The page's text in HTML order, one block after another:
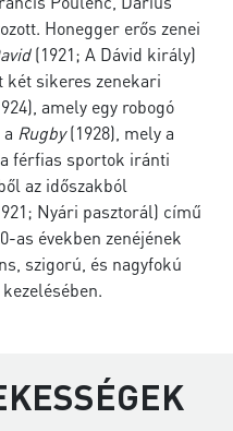
Honegger erős zenei
(1921; A Dávid király)
két sikeres zenekari
amely egy robogó
Rugby(1928), mely a
férfias sportok iránti
az időszakból
Nyári pasztorál) című
as években zenéjének
szigorú, és nagyfokú